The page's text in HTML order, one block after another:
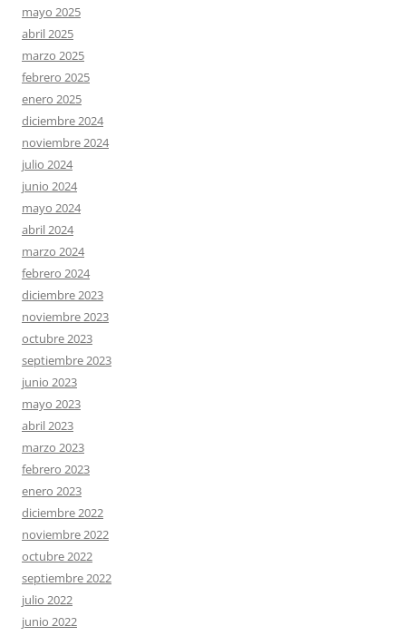
mayo 2025
abril 2025
marzo 2025
febrero 2025
enero 2025
diciembre 2024
noviembre 2024
julio 2024
junio 2024
mayo 2024
abril 2024
marzo 2024
febrero 2024
diciembre 2023
noviembre 2023
octubre 2023
septiembre 2023
junio 2023
mayo 2023
abril 2023
marzo 2023
febrero 2023
enero 2023
diciembre 2022
noviembre 2022
octubre 2022
septiembre 2022
julio 2022
junio 2022